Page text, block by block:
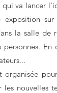
va lancer
la salle
organisée
nouvelles